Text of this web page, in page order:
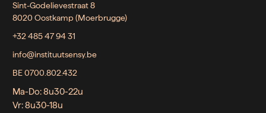
Sint-Godelievestraat 8
8020 Oostkamp (Moerbrugge)
+32 485 47 94 31
info@instituutsensy.be
BE 0700.802.432
Ma-Do: 8u30-22u
Vr: 8u30-18u